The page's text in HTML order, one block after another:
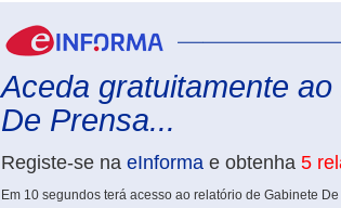
Aceda gratuitamente
De Prensa...
Registe-se na eInforma e obtenha 5
Em 10 segundos terá acesso ao relatório de Gabinete